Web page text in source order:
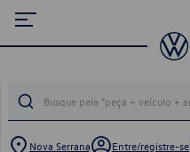
Nova Serrana Entre/registre-se